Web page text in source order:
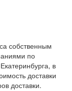
собственным
по
в
доставки
доставки.